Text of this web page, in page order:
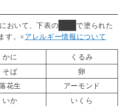
おいて、下表の
で塗られた
す。※アレルギー情報について
かに
くるみ
そば
卵
花生
アーモンド
いか
いくら